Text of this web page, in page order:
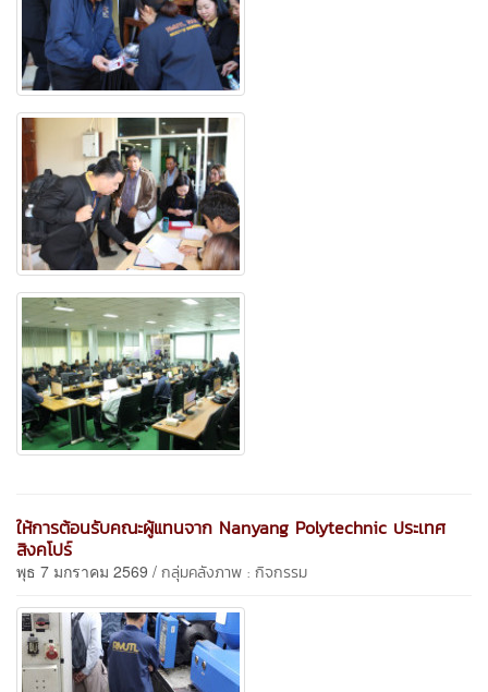
ให้การต้อนรับคณะผู้แทนจาก Nanyang Polytechnic ประเทศ
สิงคโปร์
พุธ 7 มกราคม 2569 / กลุ่มคลังภาพ : กิจกรรม